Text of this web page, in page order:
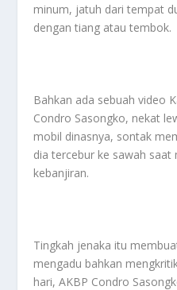
minum, jatuh dari tempat
dengan tiang atau tembok.
Bahkan ada sebuah video
Condro Sasongko, nekat
mobil dinasnya, sontak
dia tercebur ke sawah
kebanjiran.
Tingkah jenaka itu
mengadu bahkan
hari, AKBP Condro